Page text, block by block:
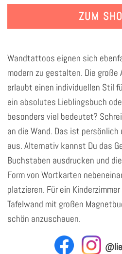
ZUM
Wandtattoos eignen sich
modern zu gestalten. Die große
erlaubt einen individuellen Stil
ein absolutes Lieblingsbuch
besonders viel bedeutet?
an die Wand. Das ist
aus. Alternativ kannst Du das
Buchstaben ausdrucken und
Form von Wortkarten
platzieren. Für ein
Tafelwand mit großen
schön anzuschauen.